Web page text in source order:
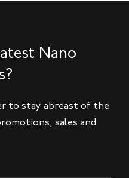
Nano
to stay abreast of the
sales and